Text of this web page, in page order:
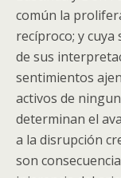
común la
recíproco; y
de sus
sentimientos
activos de
determinan el
a la disrupción
son